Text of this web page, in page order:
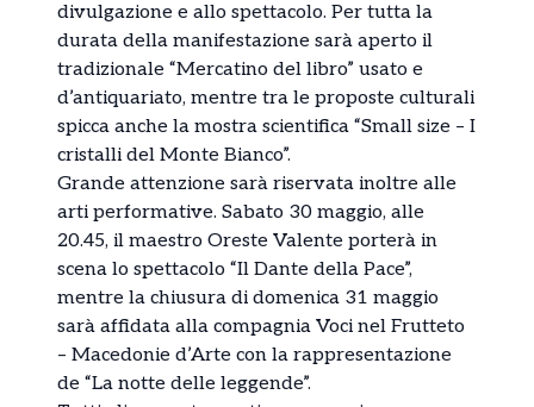
divulgazione e allo spettacolo. Per tutta la
durata della manifestazione sarà aperto il
tradizionale “Mercatino del libro” usato e
d’antiquariato, mentre tra le proposte culturali
spicca anche la mostra scientifica “Small size – I
cristalli del Monte Bianco”.
Grande attenzione sarà riservata inoltre alle
arti performative. Sabato 30 maggio, alle
20.45, il maestro Oreste Valente porterà in
scena lo spettacolo “Il Dante della Pace”,
mentre la chiusura di domenica 31 maggio
sarà affidata alla compagnia Voci nel Frutteto
– Macedonie d’Arte con la rappresentazione
de “La notte delle leggende”.